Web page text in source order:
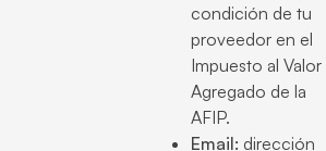
condición de tu
proveedor en el
Impuesto al Valor
Agregado de la
AFIP.
Email: dirección